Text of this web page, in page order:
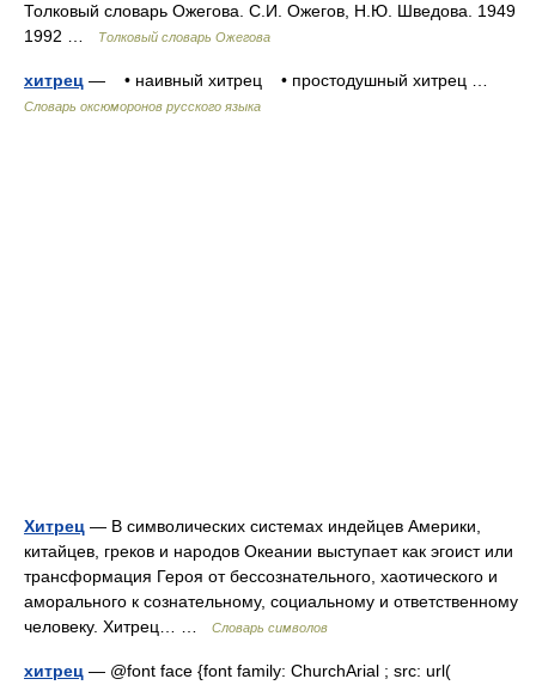
Толковый словарь Ожегова. С.И. Ожегов, Н.Ю. Шведова. 1949
1992 …
Толковый словарь Ожегова
хитрец — • наивный хитрец • простодушный хитрец …
Словарь оксюморонов русского языка
Хитрец — В символических системах индейцев Америки,
китайцев, греков и народов Океании выступает как эгоист или
трансформация Героя от бессознательного, хаотического и
аморального к сознательному, социальному и ответственному
человеку. Хитрец… …
Словарь символов
хитрец — @font face {font family: ChurchArial ; src: url(